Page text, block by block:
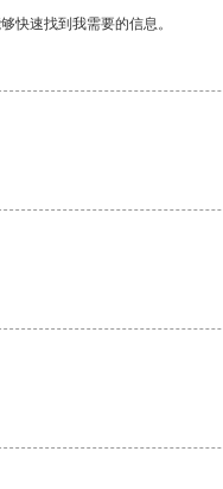
快速找到我需要的信息。